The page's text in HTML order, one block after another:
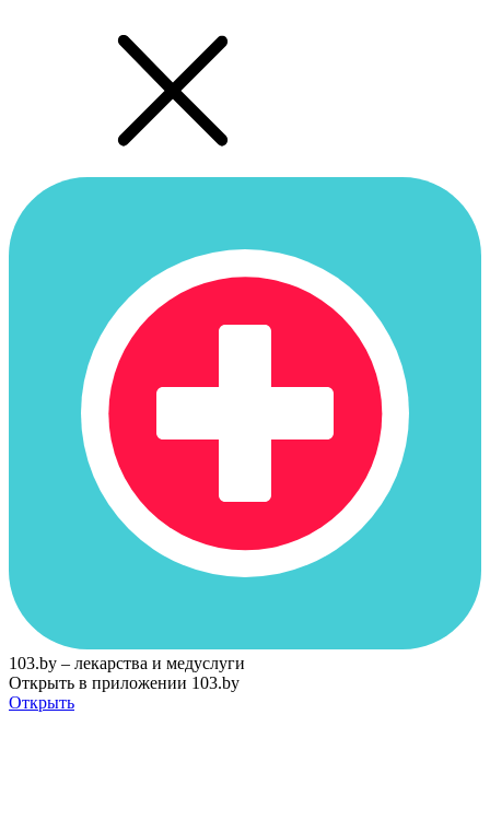
103.by – лекарства и медуслуги
Открыть в приложении 103.by
Открыть